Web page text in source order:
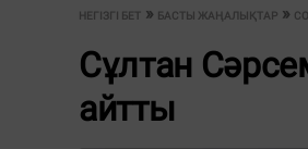
НЕГІЗГІ БЕТ БАСТЫ ЖАҢАЛЫҚТАР
Сұлтан
айтты